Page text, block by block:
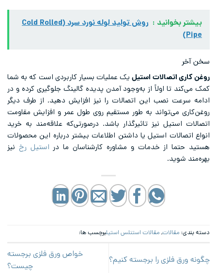
بیشتر بخوانید :
روش تولید لوله نورد سرد (Cold Rolled
Pipe)
سخن آخر
روغن کاری اتصالات استیلیک عملیات بسیار کاربردی است که به شما
کمک می‌کند تا اولاً از به‌وجود آمدن پدیده گالینگ جلوگیری کرده و در
ادامه سرعت نصب این اتصالات را نیز افزایش دهید. از طرف دیگر
روغن‌کاری می‌تواند به طور مستقیم روی طول عمر و افزایش مقاومت
اتصالات استیل نیز تاثیرگذار باشد. درصورتی‌که علاقه‌مند به خرید
انواع اتصالات استیل یا داشتن اطلاعات بیشتر درباره این محصولات
هستید حتما از خدمات و مشاوره کارشناسان ما در استیل رخ نیز
بهره‌مند شوید.
دسته بندی: مقالات, مقالات استنلس استیلبرچسب ها:
چگونه ورق فلزی را برجسته کنیم؟
خواص ورق فلزی برجسته
چیست؟